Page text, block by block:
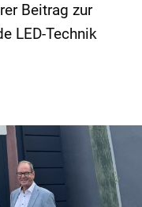
Beitrag zur
LED-Technik